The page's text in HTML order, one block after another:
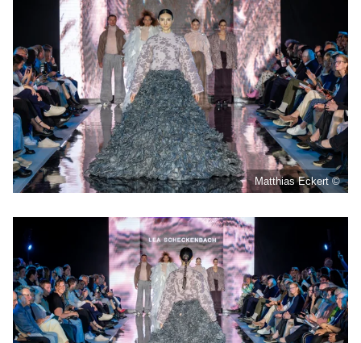
Matthias Eckert ©